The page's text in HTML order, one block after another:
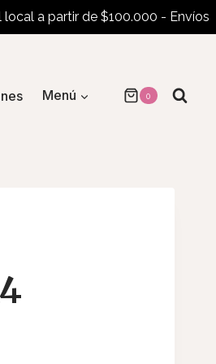
a partir de $100.000 - Envíos al
Menú 0